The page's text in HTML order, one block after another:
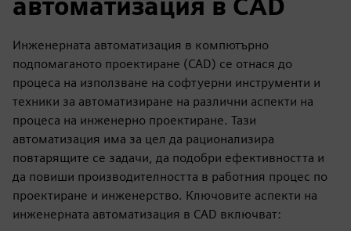
Инженерната автоматизация в компютърно
подпомаганото проектиране (CAD) се отнася до
процеса на използване на софтуерни инструменти и
техники за автоматизиране на различни аспекти на
процеса на инженерно проектиране. Тази
автоматизация има за цел да рационализира
повтарящите се задачи, да подобри ефективността и
да повиши производителността в работния процес по
проектиране и инженерство. Ключовите аспекти на
инженерната автоматизация в CAD включват: